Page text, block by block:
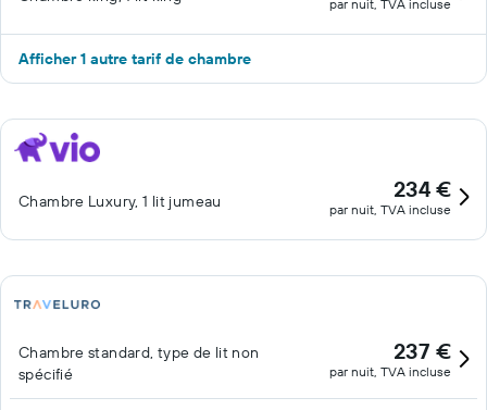
par nuit, TVA incluse
Afficher 1 autre tarif de chambre
Chambre Luxury, 1 lit jumeau 234 €
par nuit, TVA incluse
Chambre standard, type de lit non
spécifié
237 €
par nuit, TVA incluse